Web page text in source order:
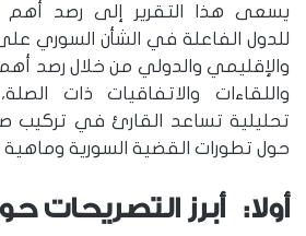
يسعى هذا التقرير إلى رصد أهم
للدول الفاعلة في الشأن السوري
والإقليمي والدولي من خلال رصد
واللقاءات والاتفاقيات ذات
تحليلية تساعد القارئ في تركيب
حول تطورات القضية السورية وماهية
أولا: أبرز التصريحات